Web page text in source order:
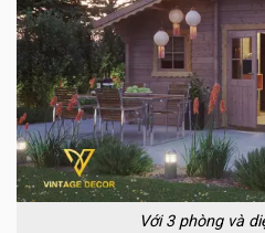
Với 3 phòng và